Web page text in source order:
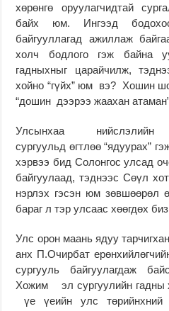
хөрөнгө оруулагчидтай
байх юм. Ингээд
байгууллагад ажиллаж
холч бодлого гэж байна
гадныхныг царайчилж,
хойно “гүйх” юм вэ? Хошин
“дошин дээрээ жаахан
Улсынхаа нийслэлийн
сургуульд өгтлөө “ядуурах”
хэрвээ бид Солонгос улсад
байгуулаад, тэднээс Сөүл
нэрлэх гэсэн юм зөвшөөрөл
бараг л тэр улсаас хөөгдөх
Улс орон маань ядуу
анх П.Очирбат
сургууль байгуулагдаж
Хожим эл сургуулийн гадны
үе үеийн улс төрийнхний